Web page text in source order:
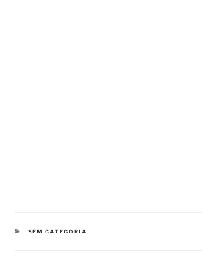
CATEGORIAS
SEM CATEGORIA